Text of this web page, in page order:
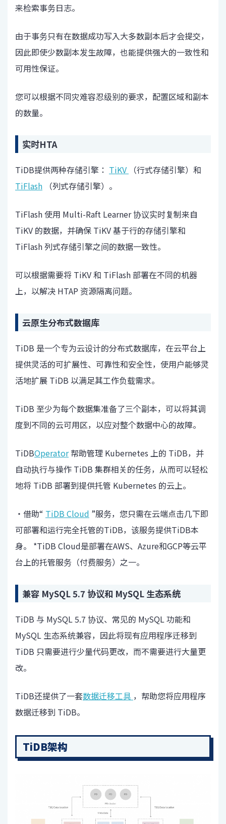
来检索事务日志。
由于事务只有在数据成功写入大多数副本后才会提交，
因此即使少数副本发生故障，也能提供强大的一致性和
可用性保证。
您可以根据不同灾难容忍级别的要求，配置区域和副本
的数量。
实时HTA
TiDB提供两种存储引擎： TiKV
（行式存储引擎）和
TiFlash （列式存储引擎）。
TiFlash 使用 Multi-Raft Learner 协议实时复制来自
TiKV 的数据，并确保 TiKV 基于行的存储引擎和
TiFlash 列式存储引擎之间的数据一致性。
可以根据需要将 TiKV 和 TiFlash 部署在不同的机器
上，以解决 HTAP 资源隔离问题。
云原生分布式数据库
TiDB 是一个专为云设计的分布式数据库，在云平台上
提供灵活的可扩展性、可靠性和安全性，使用户能够灵
活地扩展 TiDB 以满足其工作负载需求。
TiDB 至少为每个数据集准备了三个副本，可以将其调
度到不同的云可用区，以应对整个数据中心的故障。
TiDBOperator帮助管理 Kubernetes 上的 TiDB，并
自动执行与操作 TiDB 集群相关的任务，从而可以轻松
地将 TiDB 部署到提供托管 Kubernetes 的云上。
・借助“ TiDB Cloud ”服务，您只需在云端点击几下即
可部署和运行完全托管的TiDB，该服务提供TiDB本
身。 *TiDB Cloud是部署在AWS、Azure和GCP等云平
台上的托管服务（付费服务）之一。
兼容 MySQL 5.7 协议和 MySQL 生态系统
TiDB 与 MySQL 5.7 协议、常见的 MySQL 功能和
MySQL 生态系统兼容，因此将现有应用程序迁移到
TiDB 只需要进行少量代码更改，而不需要进行大量更
改。
TiDB还提供了一套数据迁移工具 ，帮助您将应用程序
数据迁移到 TiDB。
TiDB架构